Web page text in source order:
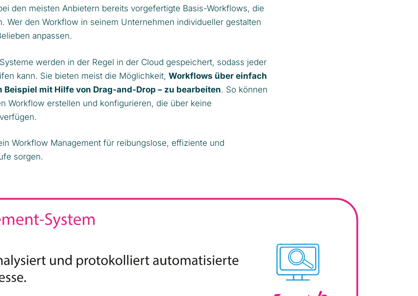
den meisten Anbietern bereits vorgefertigte Basis-Workflows, die
Wer den Workflow in seinem Unternehmen individueller gestalten
anpassen.
werden in der Regel in der Cloud gespeichert, sodass jeder
kann. Sie bieten meist die Möglichkeit, Workflows über einfach
Beispiel mit Hilfe von Drag-and-Drop – zu bearbeiten. So können
Workflow erstellen und konfigurieren, die über keine
Workflow Management für reibungslose, effiziente und
sorgen.